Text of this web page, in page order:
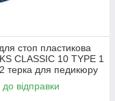
стоп пластикова
CLASSIC 10 TYPE 1
терка для педикюру
інструмент Сталекс
до відправки